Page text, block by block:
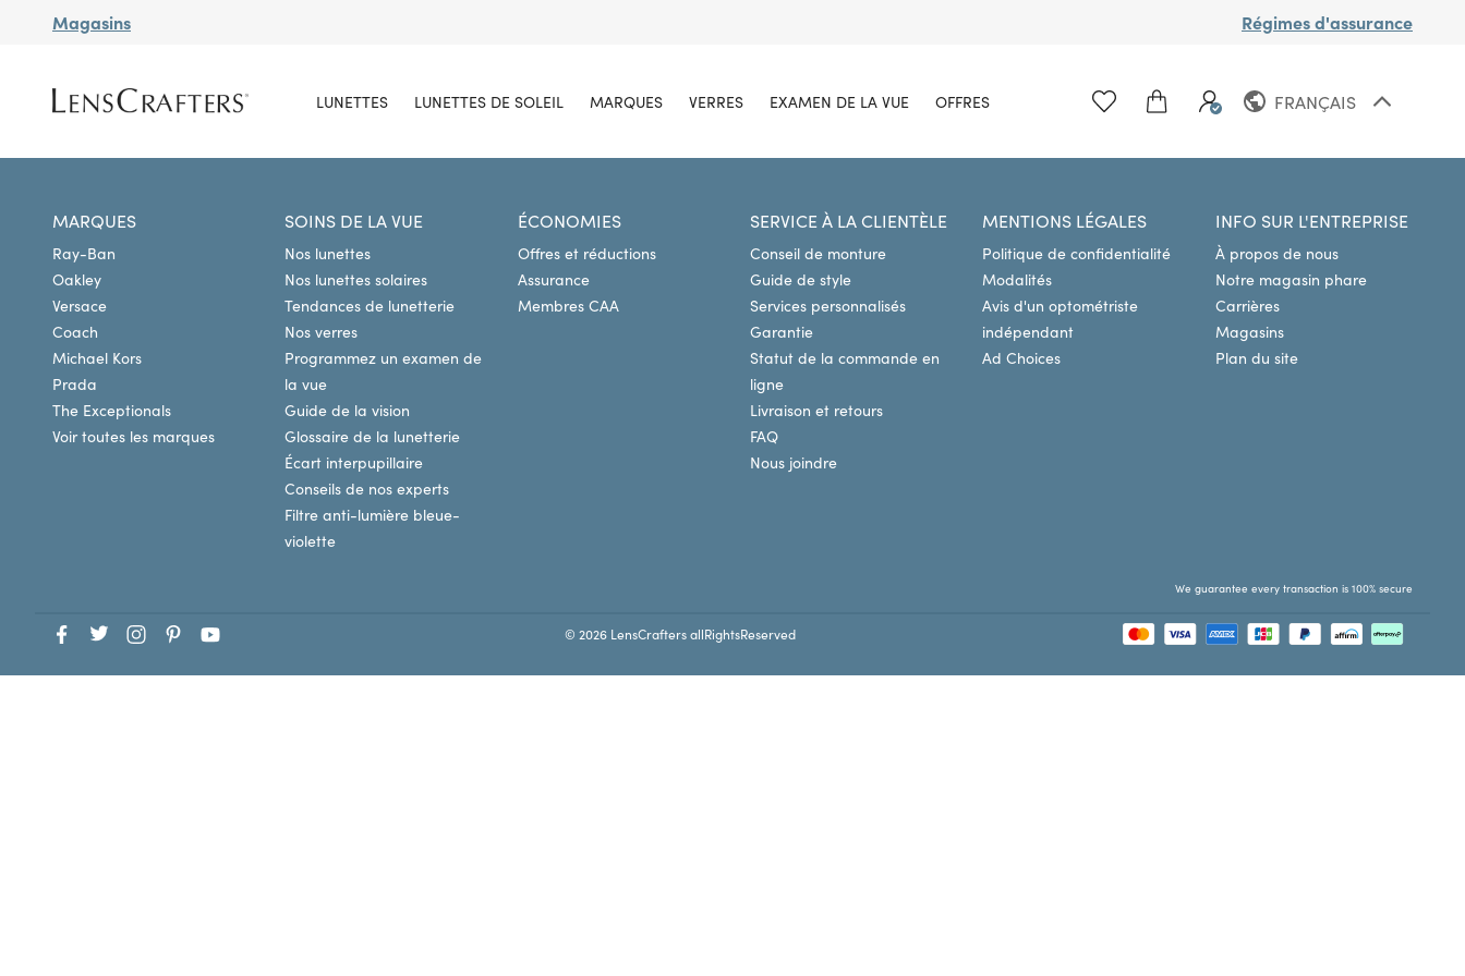
Magasins Régimes d'assurance
LUNETTES LUNETTES DE SOLEIL MARQUES VERRES EXAMEN DE LA VUE OFFRES FRANÇAIS
ANGLAIS
MARQUES
Ray-Ban
Oakley
Versace
Coach
Michael Kors
Prada
The Exceptionals
Voir toutes les marques
SOINS DE LA VUE
Nos lunettes
Nos lunettes solaires
Tendances de lunetterie
Nos verres
Programmez un examen de
la vue
Guide de la vision
Glossaire de la lunetterie
Écart interpupillaire
Conseils de nos experts
Filtre anti-lumière bleue-
violette
ÉCONOMIES
Offres et réductions
Assurance
Membres CAA
SERVICE À LA CLIENTÈLE
Conseil de monture
Guide de style
Services personnalisés
Garantie
Statut de la commande en
ligne
Livraison et retours
FAQ
Nous joindre
MENTIONS LÉGALES
Politique de confidentialité
Modalités
Avis d'un optométriste
indépendant
Ad Choices
INFO SUR L'ENTREPRISE
À propos de nous
Notre magasin phare
Carrières
Magasins
Plan du site
We guarantee every transaction is 100% secure
© 2026 LensCrafters allRightsReserved